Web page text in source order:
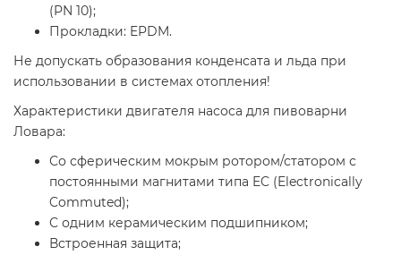
(PN 10);
Прокладки: EPDM.
Не допускать образования конденсата и льда при
использовании в системах отопления!
Характеристики двигателя насоса для пивоварни
Ловара:
Со сферическим мокрым ротором/статором с
постоянными магнитами типа EC (Electronically
Commuted);
С одним керамическим подшипником;
Встроенная защита;